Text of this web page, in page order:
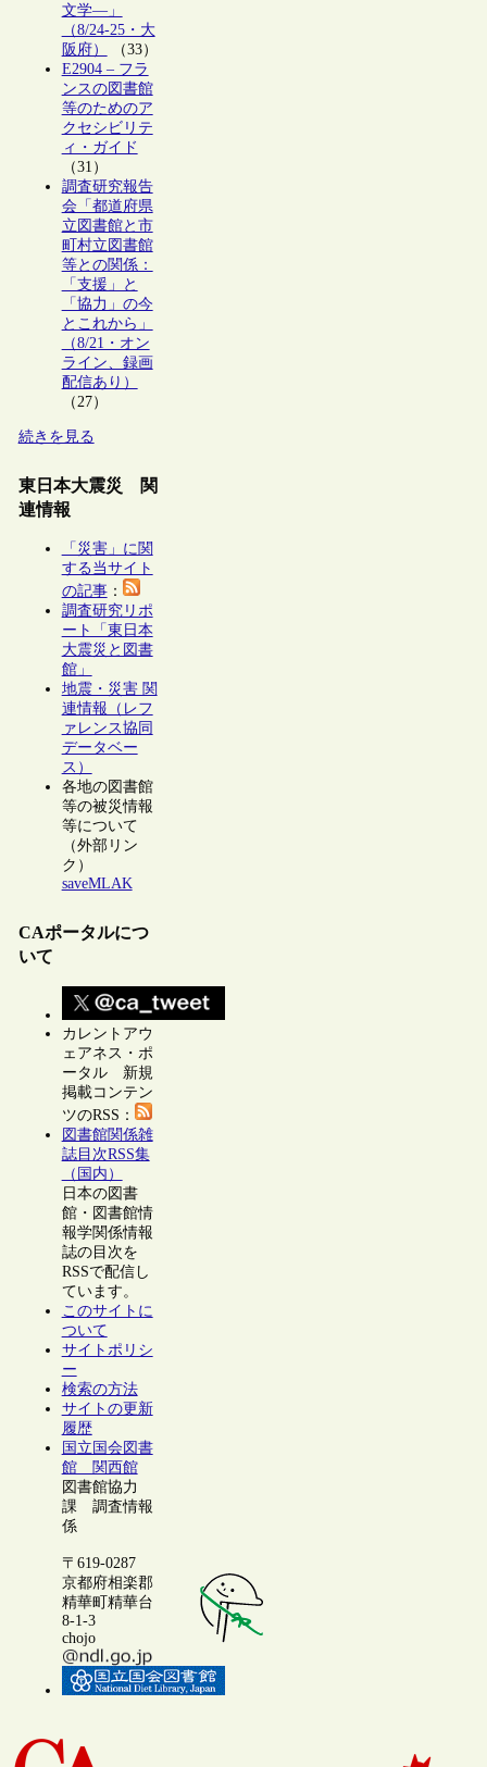
文学―」
（8/24-25・大
阪府）
（33）
E2904 – フラ
ンスの図書館
等のためのア
クセシビリテ
ィ・ガイド
（31）
調査研究報告
会「都道府県
立図書館と市
町村立図書館
等との関係：
「支援」と
「協力」の今
とこれから」
（8/21・オン
ライン、録画
配信あり）
（27）
続きを見る
東日本大震災 関
連情報
「災害」に関
する当サイト
の記事：
調査研究リポ
ート「東日本
大震災と図書
館」
地震・災害 関
連情報（レフ
ァレンス協同
データベー
ス）
各地の図書館
等の被災情報
等について
（外部リン
ク）
saveMLAK
CAポータルにつ
いて
カレントアウ
ェアネス・ポ
ータル 新規
掲載コンテン
ツのRSS：
図書館関係雑
誌目次RSS集
（国内）
日本の図書
館・図書館情
報学関係情報
誌の目次を
RSSで配信し
ています。
このサイトに
ついて
サイトポリシ
ー
検索の方法
サイトの更新
履歴
国立国会図書
館 関西館
図書館協力
課 調査情報
係
〒619-0287
京都府相楽郡
精華町精華台
8-1-3
chojo